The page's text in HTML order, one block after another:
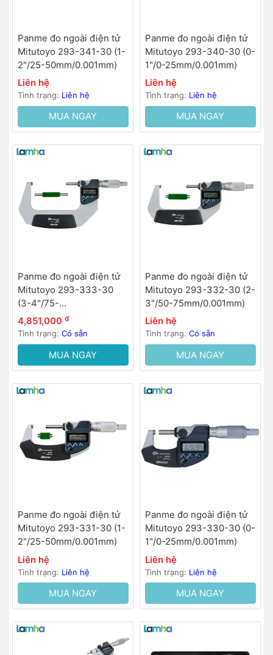
Panme đo ngoài điện tử
Mitutoyo 293-341-30 (1-
2"/25-50mm/0.001mm)
Liên hệ
Tình trạng: Liên hệ
MUA NGAY
Panme đo ngoài điện tử
Mitutoyo 293-340-30 (0-
1"/0-25mm/0.001mm)
Liên hệ
Tình trạng: Liên hệ
MUA NGAY
Panme đo ngoài điện tử
Mitutoyo 293-333-30
(3-4"/75-
100mm/0.001mm)
4,851,000 đ
Tình trạng: Có sẵn
MUA NGAY
Panme đo ngoài điện tử
Mitutoyo 293-332-30 (2-
3"/50-75mm/0.001mm)
Liên hệ
Tình trạng: Có sẵn
MUA NGAY
Panme đo ngoài điện tử
Mitutoyo 293-331-30 (1-
2"/25-50mm/0.001mm)
Liên hệ
Tình trạng: Liên hệ
MUA NGAY
Panme đo ngoài điện tử
Mitutoyo 293-330-30 (0-
1"/0-25mm/0.001mm)
Liên hệ
Tình trạng: Liên hệ
MUA NGAY